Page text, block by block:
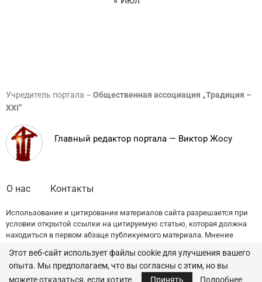
Учредитель портала – Общественная ассоциация „Традиция –
XXI”
Главный редактор портала — Виктор Жосу
О нас Контакты
Использование и цитирование материалов сайта разрешается при
условии открытой ссылки на цитируемую статью, которая должна
находиться в первом абзаце публикуемого материала. Мнение
© 2022 — All Rights Reserved. Traditia.md
Этот веб-сайт использует файлы cookie для улучшения вашего
опыта. Мы предполагаем, что вы согласны с этим, но вы
можете отказаться, если хотите.
Принять Подробнее